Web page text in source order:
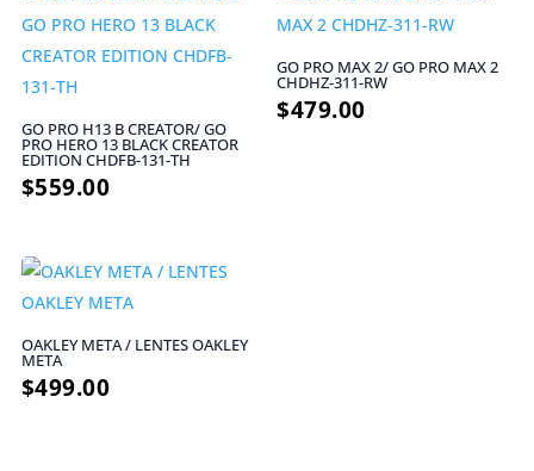
GO PRO H13 B CREATOR/ GO
PRO HERO 13 BLACK CREATOR
EDITION CHDFB-131-TH
$559.00
GO PRO MAX 2/ GO PRO MAX 2
CHDHZ-311-RW
$479.00
OAKLEY META / LENTES OAKLEY
META
$499.00